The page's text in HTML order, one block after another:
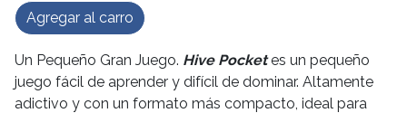
Agregar al carro
Un Pequeño Gran Juego. Hive Pocketes un pequeño
juego fácil de aprender y difícil de dominar. Altamente
adictivo y con un formato más compacto, ideal para